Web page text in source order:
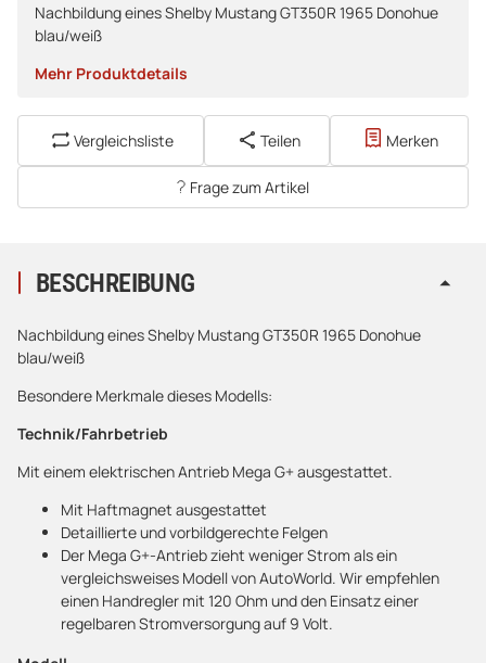
Nachbildung eines Shelby Mustang GT350R 1965 Donohue
blau/weiß
Mehr Produktdetails
Vergleichsliste Teilen Merken
Frage zum Artikel
BESCHREIBUNG
Nachbildung eines Shelby Mustang GT350R 1965 Donohue
blau/weiß
Besondere Merkmale dieses Modells:
Technik/Fahrbetrieb
Mit einem elektrischen Antrieb Mega G+ ausgestattet.
Mit Haftmagnet ausgestattet
Detaillierte und vorbildgerechte Felgen
Der Mega G+-Antrieb zieht weniger Strom als ein
vergleichsweises Modell von AutoWorld. Wir empfehlen
einen Handregler mit 120 Ohm und den Einsatz einer
regelbaren Stromversorgung auf 9 Volt.